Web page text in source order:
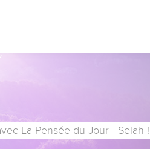
La Pensée du Jour - Selah !